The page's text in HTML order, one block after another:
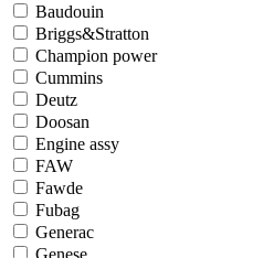
Baudouin
Briggs&Stratton
Champion power
Cummins
Deutz
Doosan
Engine assy
FAW
Fawde
Fubag
Generac
Genese